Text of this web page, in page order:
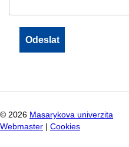
© 2026 Masarykova univerzita
Webmaster
Cookies